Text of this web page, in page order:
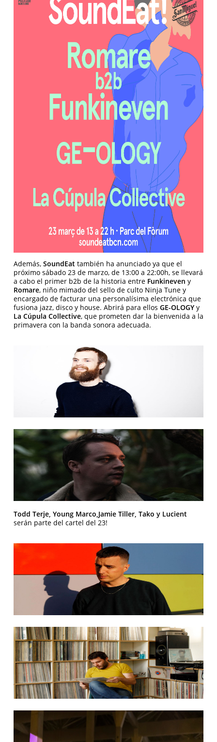
Además, SoundEat también ha anunciado ya que el
próximo sábado 23 de marzo, de 13:00 a 22:00h, se llevará
a cabo el primer b2b de la historia entre Funkineven y
Romare, niño mimado del sello de culto Ninja Tune y
encargado de facturar una personalísima electrónica que
fusiona jazz, disco y house. Abrirá para ellos GE-OLOGY y
La Cúpula Collective, que prometen dar la bienvenida a la
primavera con la banda sonora adecuada.
Todd Terje, Young Marco,Jamie Tiller, Tako y Lucient
serán parte del cartel del 23!